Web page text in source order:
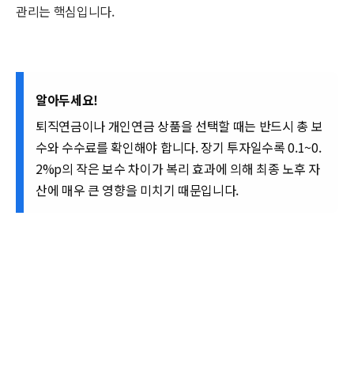
관리는 핵심입니다.
알아두세요!
퇴직연금이나 개인연금 상품을 선택할 때는 반드시 총 보
수와 수수료를 확인해야 합니다. 장기 투자일수록 0.1~0.
2%p의 작은 보수 차이가 복리 효과에 의해 최종 노후 자
산에 매우 큰 영향을 미치기 때문입니다.